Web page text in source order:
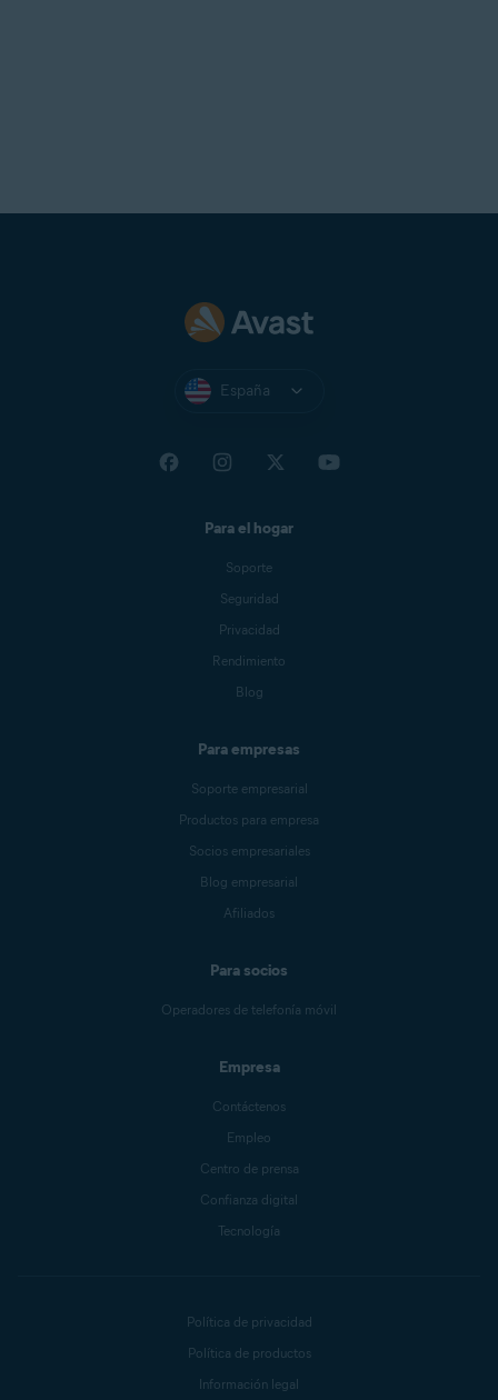
España
Para el hogar
Soporte
Seguridad
Privacidad
Rendimiento
Blog
Para empresas
Soporte empresarial
Productos para empresa
Socios empresariales
Blog empresarial
Afiliados
Para socios
Operadores de telefonía móvil
Empresa
Contáctenos
Empleo
Centro de prensa
Confianza digital
Tecnología
Política de privacidad
Política de productos
Información legal